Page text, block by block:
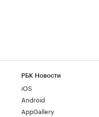
РБК Новости
iOS
Android
AppGallery